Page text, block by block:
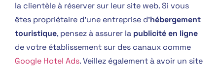
la clientèle à réserver sur leur site web. Si vous
êtes propriétaire d’une entreprise d’hébergement
touristique, pensez à assurer la publicité en ligne
de votre établissement sur des canaux comme
Google Hotel Ads. Veillez également à avoir un site